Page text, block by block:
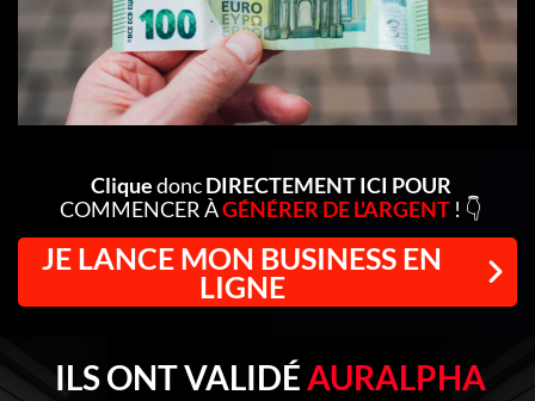
CliquedoncDIRECTEMENT ICI POUR
COMMENCER ÀGÉNÉRER DE L'ARGENT ! 👇
JE LANCE MON BUSINESS EN
LIGNE
ILS ONT VALIDÉ AURALPHA